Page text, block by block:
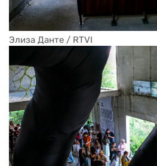
Элиза Данте / RTVI